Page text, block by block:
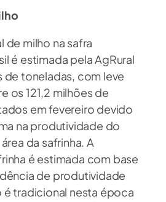
milho na safra
é estimada pela AgRural
de toneladas, com leve
os 121,2 milhões de
em fevereiro devido
na produtividade do
da safrinha. A
é estimada com base
de produtividade
é tradicional nesta época